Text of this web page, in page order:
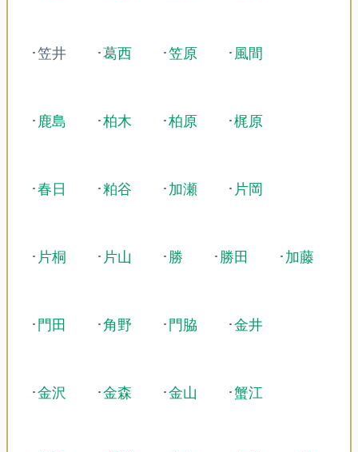
･笠井 ･葛西 ･笠原 ･ 風間
･ 鹿島 ･柏木 ･柏原 ･梶原
･春日 ･粕谷 ･加瀬 ･ 片岡
･ 片桐 ･ 片山 ･ 勝 ･ 勝田 ･加藤
･ 門田 ･角野 ･ 門脇 ･金井
･金沢 ･金森 ･金山 ･蟹江